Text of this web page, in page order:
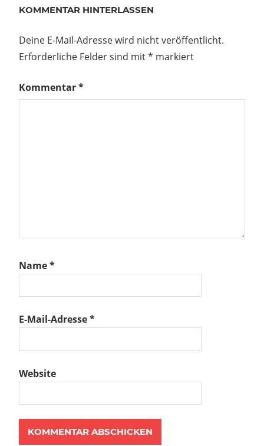
KOMMENTAR HINTERLASSEN
Deine E-Mail-Adresse wird nicht veröffentlicht.
Erforderliche Felder sind mit* markiert
Kommentar*
Name*
E-Mail-Adresse*
Website